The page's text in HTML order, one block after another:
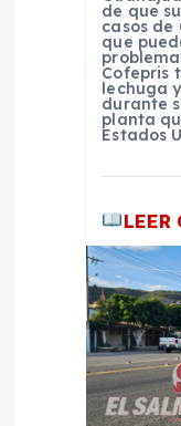
de que
casos de
que
Cofepris
lechuga
durante
planta
Estados
LEER